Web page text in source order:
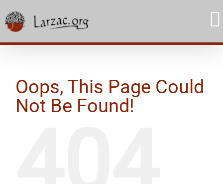
to
content
Oops, This Page Could
Not Be Found!